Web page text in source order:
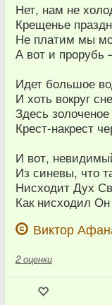
Нет, нам не
Крещенье
Не платим мы
А вот и прорубь
Идет большое
И хоть вокруг
Здесь
Крест-накрест
И вот,
Из синевы, что
Нисходит Дух
Как нисходил
Виктор
2 оценки